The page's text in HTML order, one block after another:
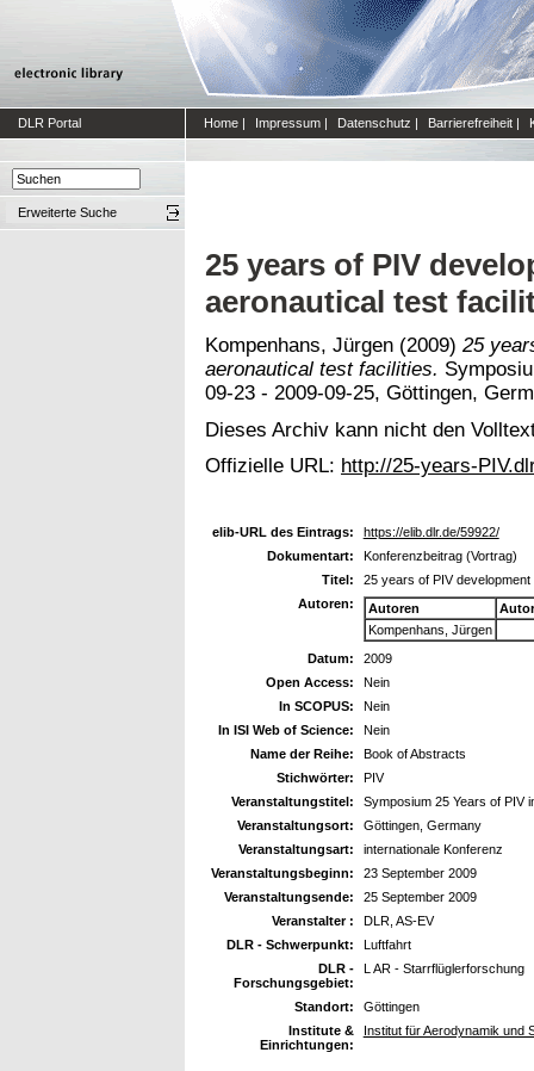
DLR Portal Home | Impressum | Datenschutz | Barrierefreiheit |
Erweiterte Suche
25 years of PIV
aeronautical test
Kompenhans, Jürgen (2009) 25
aeronautical test facilities.
09-23 - 2009-09-25, Göttingen,
Dieses Archiv kann nicht den
Offizielle URL: http://25-years-
elib-URL des Eintrags:
https://elib.dlr.de/59922/
Dokumentart:
Konferenzbeitrag (Vortrag)
Titel:
25 years of PIV
Autoren:
Autoren
Kompenhans, Jürgen
Datum:
2009
Open Access:
Nein
In SCOPUS:
Nein
In ISI Web of Science:
Nein
Name der Reihe:
Book of Abstracts
Stichwörter:
PIV
Veranstaltungstitel:
Symposium 25 Years of PIV
Veranstaltungsort:
Göttingen, Germany
Veranstaltungsart:
internationale Konferenz
Veranstaltungsbeginn:
23 September 2009
Veranstaltungsende:
25 September 2009
Veranstalter :
DLR, AS-EV
DLR - Schwerpunkt:
Luftfahrt
DLR -
Forschungsgebiet:
L AR - Starrflüglerforschung
Standort:
Göttingen
Institute &
Einrichtungen:
Institut für Aerodynamik und